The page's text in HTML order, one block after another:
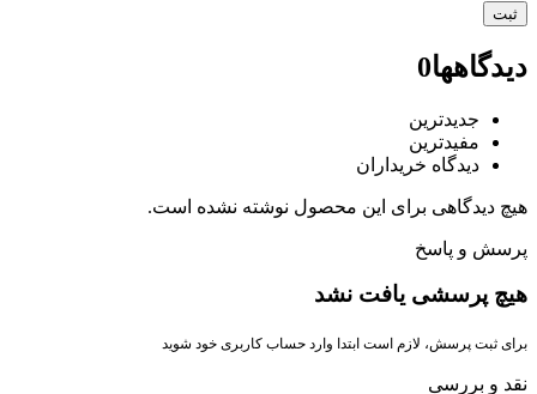
دیدگاهها0
جدیدترین
مفیدترین
دیدگاه خریداران
هیچ دیدگاهی برای این محصول نوشته نشده است.
پرسش و پاسخ
هیچ پرسشی یافت نشد
برای ثبت پرسش، لازم است ابتدا وارد حساب کاربری خود شوید
نقد و بررسی